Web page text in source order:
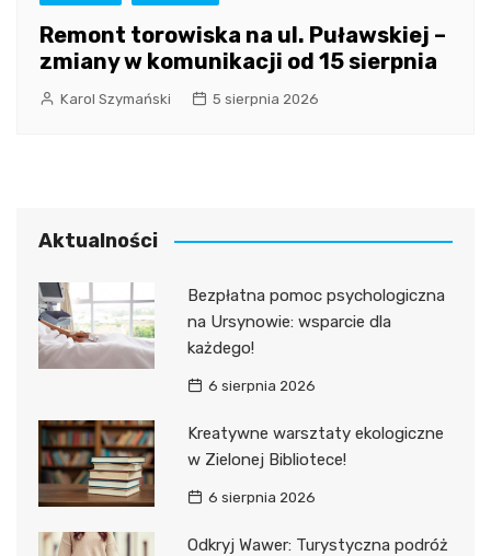
Remont torowiska na ul. Puławskiej –
zmiany w komunikacji od 15 sierpnia
Karol Szymański 5 sierpnia 2026
Aktualności
Bezpłatna pomoc psychologiczna
na Ursynowie: wsparcie dla
każdego!
6 sierpnia 2026
Kreatywne warsztaty ekologiczne
w Zielonej Bibliotece!
6 sierpnia 2026
Odkryj Wawer: Turystyczna podróż